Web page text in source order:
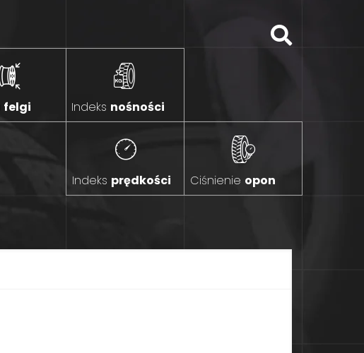
felgi Indeks nośności
Indeks prędkości Ciśnienie opon